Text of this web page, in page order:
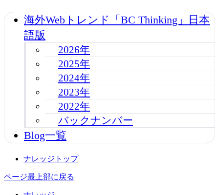
海外Webトレンド「BC Thinking」日本
語版
2026年
2025年
2024年
2023年
2022年
バックナンバー
Blog一覧
ナレッジトップ
ページ最上部に戻る